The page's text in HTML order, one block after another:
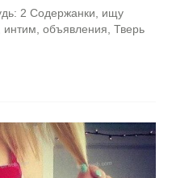
2 Содержанки, ищу
интим, объявления, Тверь